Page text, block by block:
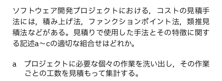
ソフトウェア開発プロジェクトにおける，コストの見積手
法には，積み上げ法，ファンクションポイント法，類推見
積法などがある。見積りで使用した手法とその特徴に関す
る記述a～cの適切な組合せはどれか。
a プロジェクトに必要な個々の作業を洗い出し，その作業
ごとの工数を見積もって集計する。